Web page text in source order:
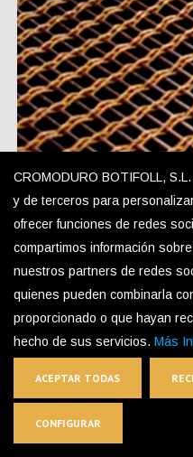
TEX-S2
CROMODURO BOTIFOLL,
y de terceros para
ofrecer funciones de redes
compartimos información
nuestros partners de redes
quienes pueden combinarla
proporcionado o que hayan
hecho de sus servicios. Más
ACEPTAR TODAS
CONFIGURAR